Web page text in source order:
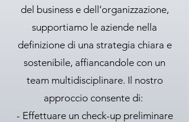
del business e dell’organizzazione,
supportiamo le aziende nella
definizione di una strategia chiara e
sostenibile, affiancandole con un
team multidisciplinare. Il nostro
approccio consente di:
- Effettuare un check-up preliminare